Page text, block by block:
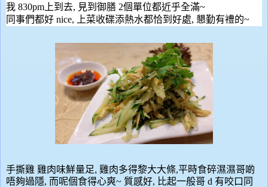
我 830pm 上到去, 見到御膳 2個單位都近乎全滿~
同事們都好 nice, 上菜收碟添熱水都恰到好處, 懇勤有禮的~
手撕雞 雞肉味鮮量足, 雞肉多得黎大大條,平時食碎濕濕哥啲
唔夠過隱, 而呢個食得心爽~ 質感好, 比起一般哥 d 有咬口同